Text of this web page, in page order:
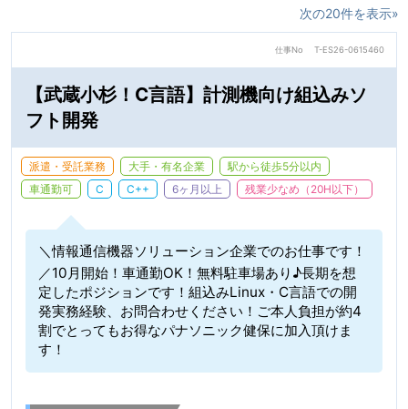
次の20件を表示»
仕事No T-ES26-0615460
【武蔵小杉！C言語】計測機向け組込みソ
フト開発
派遣・受託業務 大手・有名企業
駅から徒歩5分以内
車通勤可
C C++ 6ヶ月以上 残業少なめ（20H以下）
＼情報通信機器ソリューション企業でのお仕事です！
／10月開始！車通勤OK！無料駐車場あり♪長期を想
定したポジションです！組込みLinux・C言語での開
発実務経験、お問合わせください！ご本人負担が約4
割でとってもお得なパナソニック健保に加入頂けま
す！